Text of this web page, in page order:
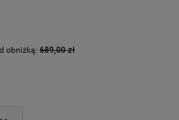
obniżką: 689,00 zł